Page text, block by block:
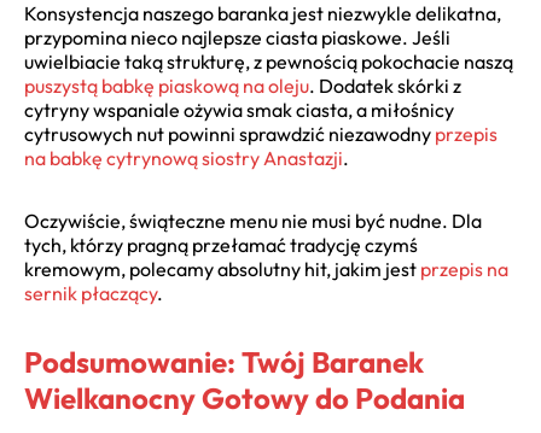
Konsystencja naszego baranka jest niezwykle delikatna,
przypomina nieco najlepsze ciasta piaskowe. Jeśli
uwielbiacie taką strukturę, z pewnością pokochacie naszą
puszystą babkę piaskową na oleju. Dodatek skórki z
cytryny wspaniale ożywia smak ciasta, a miłośnicy
cytrusowych nut powinni sprawdzić niezawodny przepis
na babkę cytrynową siostry Anastazji.
Oczywiście, świąteczne menu nie musi być nudne. Dla
tych, którzy pragną przełamać tradycję czymś
kremowym, polecamy absolutny hit, jakim jest przepis na
sernik płaczący.
Podsumowanie: Twój Baranek
Wielkanocny Gotowy do Podania